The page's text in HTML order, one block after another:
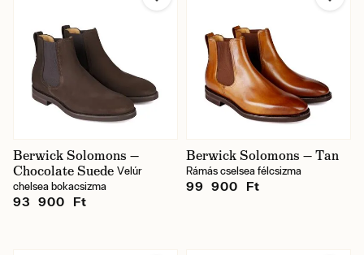
Berwick Solomons —
Chocolate Suede Velúr
chelsea bokacsizma
93 900 Ft
Berwick Solomons — Tan
Rámás cselsea félcsizma
99 900 Ft